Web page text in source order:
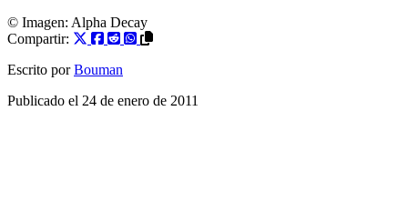
© Imagen: Alpha Decay
Compartir:
Escrito por Bouman
Publicado el 24 de enero de 2011